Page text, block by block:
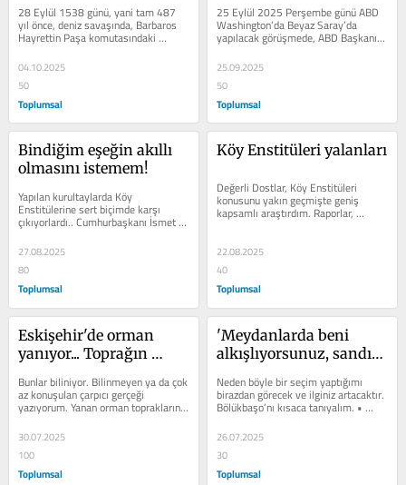
28 Eylül 1538 günü, yani tam 487
yıl önce, deniz savaşında, Barbaros
Hayrettin Paşa komutasındaki
Osmanlı Donanması, Amiral Andrea
Doria...
04.10.2025
50
Toplumsal
toprakları isteyecek!
25 Eylül 2025 Perşembe günü ABD
Washington’da Beyaz Saray’da
yapılacak görüşmede, ABD Başkanı
Trump, Türkiye Cumhuriyeti...
25.09.2025
50
Toplumsal
Bindiğim eşeğin akıllı
olmasını istemem!
Yapılan kurultaylarda Köy
Enstitülerine sert biçimde karşı
çıkıyorlardı.. Cumhurbaşkanı İsmet
İNÖNÜ, Milli Eğitim Bakanlığı’na...
27.08.2025
80
Toplumsal
Köy Enstitüleri yalanları
Değerli Dostlar, Köy Enstitüleri
konusunu yakın geçmişte geniş
kapsamlı araştırdım. Raporlar,
incelemeler, anılar, kitaplar okudum.
22.08.2025
40
Toplumsal
Eskişehir'de orman
yanıyor... Toprağın
yatıyor!
Bunlar biliniyor. Bilinmeyen ya da çok
az konuşulan çarpıcı gerçeği
yazıyorum. Yanan orman topraklarının
altında çok zengin BOR MADENİ...
30.07.2025
100
Toplumsal
'Meydanlarda beni
alkışlıyorsunuz, sandık
Neden böyle bir seçim yaptığımı
birazdan görecek ve ilginiz artacaktır.
Bölükbaşo’nı kısaca tanıyalım. •
1913 Kırşehir’de...
26.07.2025
30
Toplumsal